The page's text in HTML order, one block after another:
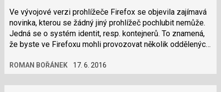
Ve vývojové verzi prohlížeče Firefox se objevila zajímavá
novinka, kterou se žádný jiný prohlížeč pochlubit nemůže.
Jedná se o systém identit, resp. kontejnerů. To znamená,
že byste ve Firefoxu mohli provozovat několik oddělených
ROMAN BOŘÁNEK 17. 6. 2016